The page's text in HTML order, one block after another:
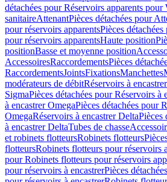
détachées pour Réservoirs apparents
sanitaireAttenantPièces détachées pour
pour réservoirs apparentsPièces
pour réservoirs apparentsHaute position
positionBasse et moyenne position
AccessoiresRaccordementsPièces
RaccordementsJointsFixationsManchettes
modérateurs de débitRéservoirs à encastrer
SigmaPièces détachées pour Réservoirs à
à encastrer OmegaPièces détachées pour
OmegaRéservoirs à encastrer DeltaPièces
à encastrer DeltaTubes de chasse
et robinets flotteursRobinets flotteurs
flotteursRobinets flotteurs pour réservoirs
pour Robinets flotteurs pour réservoirs
pour réservoirs à encastrerPièces